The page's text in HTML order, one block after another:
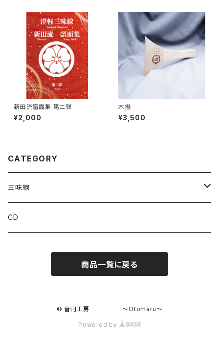
新田流譜面集 第二弾
¥2,000
木撥
¥3,500
CATEGORY
三味線
撥
CD
商品一覧に戻る
© 音円工房 〜Otomaru〜
Powered by